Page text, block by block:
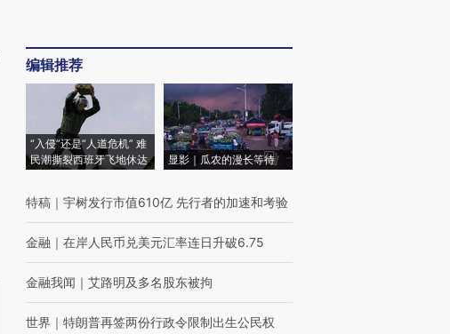
编辑推荐
“入侵”还是“人道危机” 难
民潮撕裂西班牙飞地休达
显影｜瓜农的漫长等待
特稿 ｜ 宇树发行市值610亿 先行者的加速和考验
金融 ｜ 在岸人民币兑美元汇率连日升破6.75
金融我闻 ｜ 艾路明及多名股东被拘
世界 ｜ 特朗普再签两份行政令限制出生公民权